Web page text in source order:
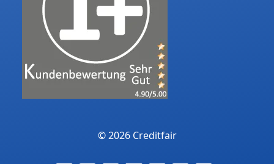
© 2026 Creditfair